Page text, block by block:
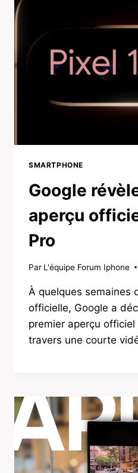
SMARTPHONE
Google
aperçu
Pro
Par L'équipe Forum Iphone
À quelques semaines
officielle, Google a
premier aperçu officiel
travers une courte